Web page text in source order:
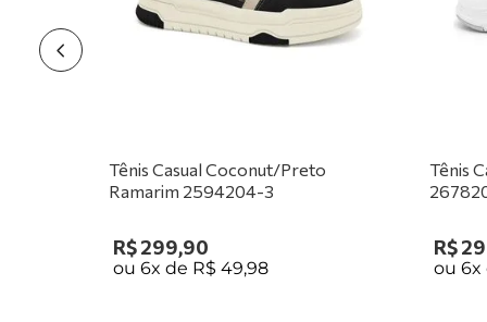
Tênis Casual Coconut/Preto
Ramarim 2594204-3
R$299,90
ou6x de R$ 49,98
Tênis
R$
ou6x